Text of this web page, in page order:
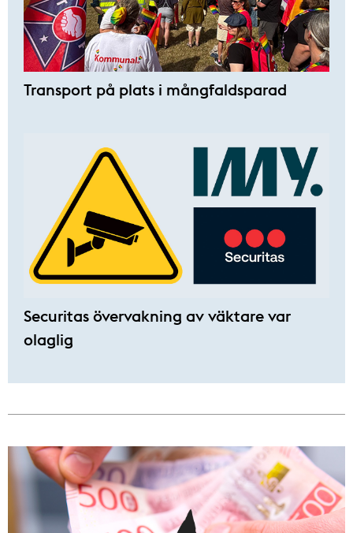
Transport på plats i mångfaldsparad
Securitas övervakning av väktare var
olaglig